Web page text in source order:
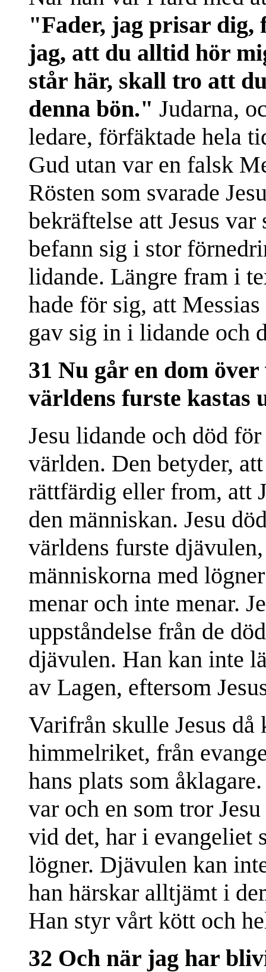
"Fader, jag prisar dig,
jag, att du alltid hör
står här, skall tro att
denna bön." Judarna,
ledare, förfäktade hela
Gud utan var en falsk
Rösten som svarade
bekräftelse att Jesus
befann sig i stor
lidande. Längre fram i
hade för sig, att
gav sig in i lidande och
31 Nu går en dom
världens furste kastas
Jesu lidande och död
världen. Den betyder,
rättfärdig eller from, att
den människan. Jesu
världens furste
människorna med
menar och inte menar.
uppståndelse från de
djävulen. Han kan inte
av Lagen, eftersom
Varifrån skulle Jesus då
himmelriket, från
hans plats som
var och en som tror
vid det, har i evangeliet
lögner. Djävulen kan
han härskar alltjämt i
Han styr vårt kött och
32 Och när jag har